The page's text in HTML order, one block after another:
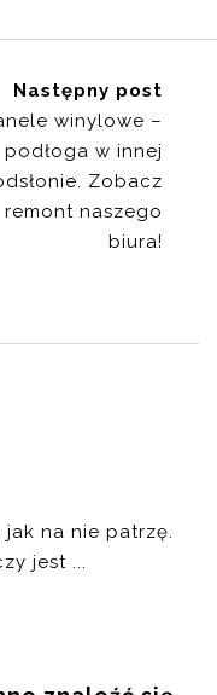
Następny post
winylowe –
podłoga w innej
Zobacz
remont naszego
biura!
jak na nie patrzę.
jest ...